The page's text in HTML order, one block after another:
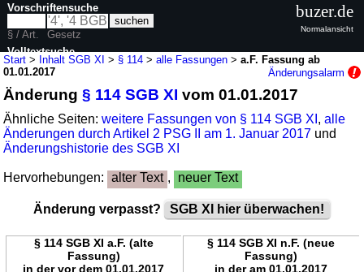
Start > Inhalt SGB XI > § 114 >alle Fassungen >a.F. Fassung ab
01.01.2017
Änderungsalarm
Änderung§ 114 SGB XI vom 01.01.2017
Ähnliche Seiten:weitere Fassungen von § 114 SGB XI ,alle
Änderungen durch Artikel 2 PSG II am 1. Januar 2017 und
Änderungshistorie des SGB XI
Hervorhebungen: alter Text , neuer Text
Änderung verpasst? SGB XI hier überwachen!
§ 114 SGB XI a.F. (alte
Fassung)
in der vor dem 01.01.2017
§ 114 SGB XI n.F. (neue
Fassung)
in der am 01.01.2017
Vorschriftensuche
§ / Art.
Gesetz
Volltextsuche
buzer.de
Normalansicht